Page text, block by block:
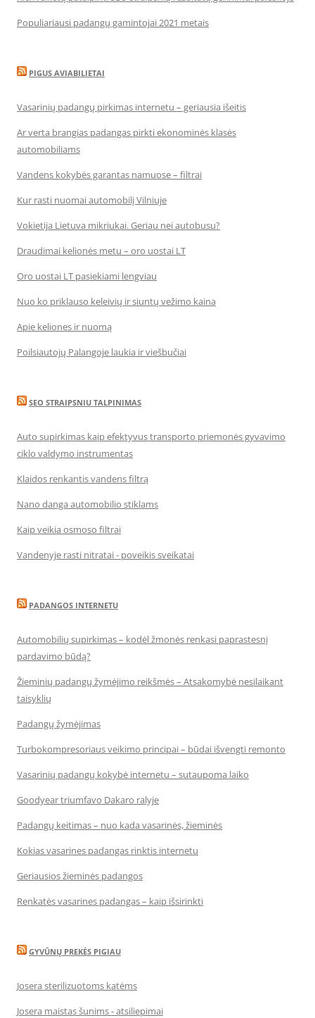
Populiariausi padangų gamintojai 2021 metais
PIGUS AVIABILIETAI
Vasarinių padangų pirkimas internetu – geriausia išeitis
Ar verta brangias padangas pirkti ekonominės klasės
automobiliams
Vandens kokybės garantas namuose – filtrai
Kur rasti nuomai automobilį Vilniuje
Vokietija Lietuva mikriukai. Geriau nei autobusu?
Draudimai kelionės metu – oro uostai LT
Oro uostai LT pasiekiami lengviau
Nuo ko priklauso keleivių ir siuntų vežimo kaina
Apie keliones ir nuomą
Poilsiautojų Palangoje laukia ir viešbučiai
SEO STRAIPSNIU TALPINIMAS
Auto supirkimas kaip efektyvus transporto priemonės gyvavimo
ciklo valdymo instrumentas
Klaidos renkantis vandens filtrą
Nano danga automobilio stiklams
Kaip veikia osmoso filtrai
Vandenyje rasti nitratai - poveikis sveikatai
PADANGOS INTERNETU
Automobilių supirkimas – kodėl žmonės renkasi paprastesnį
pardavimo būdą?
Žieminių padangų žymėjimo reikšmės – Atsakomybė nesilaikant
taisyklių
Padangų žymėjimas
Turbokompresoriaus veikimo principai – būdai išvengti remonto
Vasarinių padangų kokybė internetu – sutaupoma laiko
Goodyear triumfavo Dakaro ralyje
Padangų keitimas – nuo kada vasarinės, žieminės
Kokias vasarines padangas rinktis internetu
Geriausios žieminės padangos
Renkatės vasarines padangas – kaip išsirinkti
GYVŪNŲ PREKĖS PIGIAU
Josera sterilizuotoms katėms
Josera maistas šunims - atsiliepimai